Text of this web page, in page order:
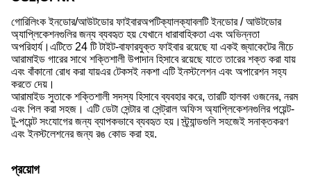
গোরিলিংক ইনডোর/আউটডোর ফাইবারঅপটিক্যালক্যাবলটি ইনডোর / আউটডোর
অ্যাপ্লিকেশনগুলির জন্য ব্যবহৃত হয় যেখানে ধারাবাহিকতা এবং অভিন্নতা
অপরিহার্য।এটিতে 24 টি টাইট-বাফারযুক্ত ফাইবার রয়েছে যা একই জ্যাকেটের নীচে
আরামাইড গারের সাথে শক্তিশালী উপাদান হিসাবে রয়েছে যাতে তারের শক্ত করা যায়
এবং বাঁকানো রোধ করা যায়এর টেকসই নকশা এটি ইনস্টলেশন এবং অপারেশন সহ্য
করতে দেয়।
আরামাইড সুতাকে শক্তিশালী সদস্য হিসাবে ব্যবহার করে, তারটি হালকা ওজনের, নরম
এবং পিল করা সহজ। এটি ডেটা সেন্টার বা সেন্ট্রাল অফিস অ্যাপ্লিকেশনগুলির পয়েন্ট-
টু-পয়েন্ট সংযোগের জন্য ব্যাপকভাবে ব্যবহৃত হয়।স্ট্র্যান্ডগুলি সহজেই সনাক্তকরণ
এবং ইনস্টলেশনের জন্য রঙ কোড করা হয়.
প্রয়োগ